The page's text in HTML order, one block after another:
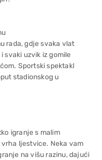
rada, gdje svaka vlat
svaki uzvik iz gomile
Sportski spektakl
stadionskog u
igranje s malim
ljestvice. Neka vam
na višu razinu, dajući